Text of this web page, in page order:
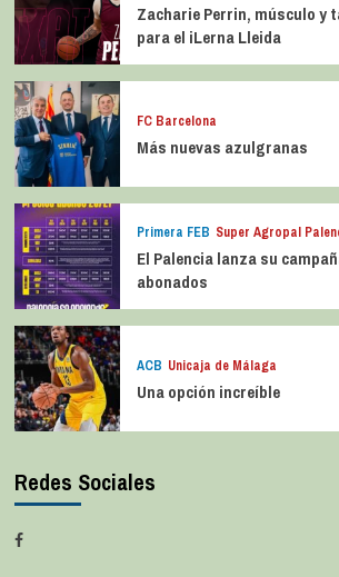
Zacharie Perrin, músculo y
para el iLerna Lleida
FC Barcelona
Más nuevas azulgranas
Primera FEB Super Agropal
El Palencia lanza su
abonados
ACB Unicaja de Málaga
Una opción increíble
Redes Sociales